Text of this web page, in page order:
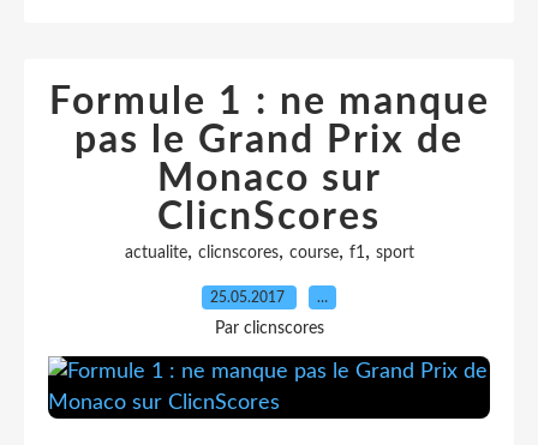
Formule 1 : ne manque
pas le Grand Prix de
Monaco sur
ClicnScores
actualite, clicnscores, course, f1, sport
25.05.2017 …
Par clicnscores